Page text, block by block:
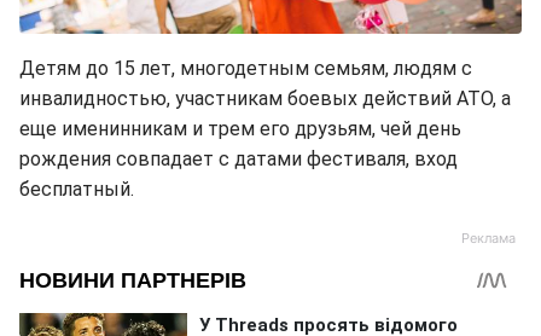
Детям до 15 лет, многодетным семьям, людям с
инвалидностью, участникам боевых действий АТО, а
еще именинникам и трем его друзьям, чей день
рождения совпадает с датами фестиваля, вход
бесплатный.